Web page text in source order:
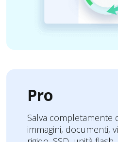
Pro
Salva completamente
immagini, documenti,